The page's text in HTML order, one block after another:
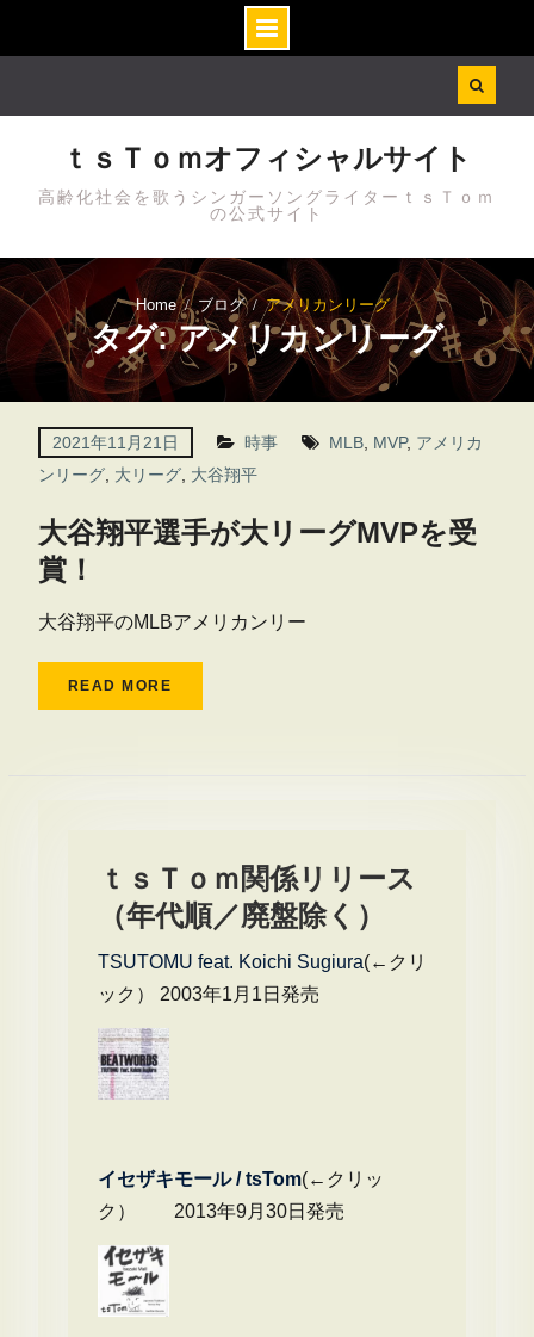
ｔｓＴｏｍオフィシャルサイト
高齢化社会を歌うシンガーソングライターｔｓＴｏｍ
の公式サイト
Home ブログ アメリカンリーグ
タグ: アメリカンリーグ
2021年11月21日 時事 MLB, MVP, アメリカ
ンリーグ, 大リーグ, 大谷翔平
大谷翔平選手が大リーグMVPを受
賞！
大谷翔平のMLBアメリカンリー
READ MORE
ｔｓＴｏｍ関係リリース
（年代順／廃盤除く）
TSUTOMU feat. Koichi Sugiura(←クリ
ック） 2003年1月1日発売
イセザキモール / tsTom(←クリッ
ク） 2013年9月30日発売